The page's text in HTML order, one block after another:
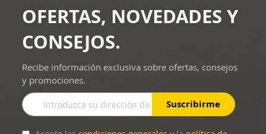
OFERTAS, NOVEDADES Y
CONSEJOS.
Recibe información exclusiva sobre ofertas, consejos
y promociones.
Inscríbase
a
Suscribirme